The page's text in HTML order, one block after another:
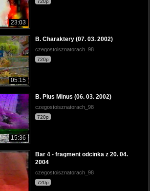
23:03
720p
05:15
B. Charaktery (07. 03. 2002)
czegostoisznatorach_98
720p
15:36
B. Plus Minus (06. 03. 2002)
czegostoisznatorach_98
720p
Bar 4 - fragment odcinka z 20. 04.
2004
czegostoisznatorach_98
720p